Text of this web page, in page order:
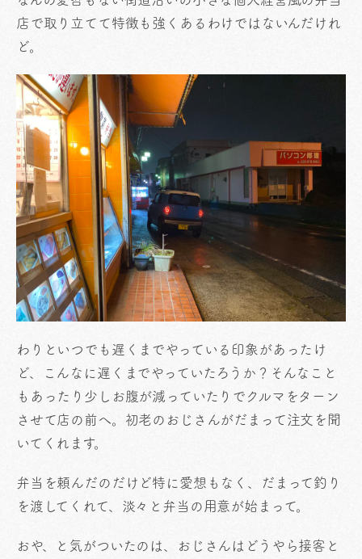
店で取り立てて特徴も強くあるわけではないんだけれ
ど。
わりといつでも遅くまでやっている印象があったけ
ど、こんなに遅くまでやっていたろうか？そんなこと
もあったり少しお腹が減っていたりでクルマをターン
させて店の前へ。初老のおじさんがだまって注文を聞
いてくれます。
弁当を頼んだのだけど特に愛想もなく、だまって釣り
を渡してくれて、淡々と弁当の用意が始まって。
おや、と気がついたのは、おじさんはどうやら接客と